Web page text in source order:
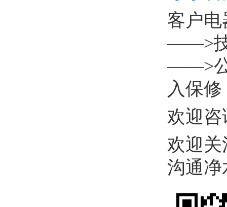
客户
——>技
——>
入保修
欢迎咨
欢迎
沟通